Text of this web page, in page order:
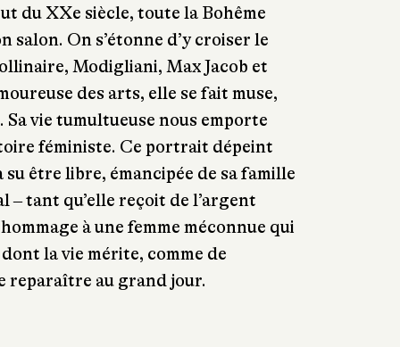
du XXe siècle, toute la Bohême
salon. On s’étonne d’y croiser le
Modigliani, Max Jacob et
des arts, elle se fait muse,
Sa vie tumultueuse nous emporte
féministe. Ce portrait dépeint
su être libre, émancipée de sa famille
‒ tant qu’elle reçoit de l’argent
à une femme méconnue qui
la vie mérite, comme de
reparaître au grand jour.